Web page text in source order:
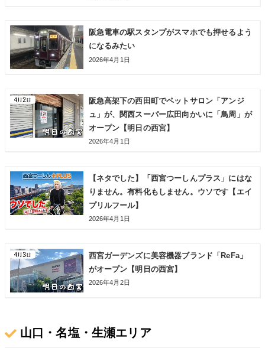
阪急電車の駅スタンプがスマホでも押せるよう
になるみたい
2026年4月1日
阪急高架下の西田町でペットサロン「アンジ
ュ」が、関西スーパー広田向かいに「鳥周」が
オープン【明日の西宮】
2026年4月1日
【ネタでした】「西宮つーしんプラス」にはな
りません。有料化もしません。ウソです【エイ
プリルフール】
2026年4月1日
西宮ガーデンズに美容機器ブランド「ReFa」
がオープン【明日の西宮】
2026年4月2日
山口・名塩・生瀬エリア